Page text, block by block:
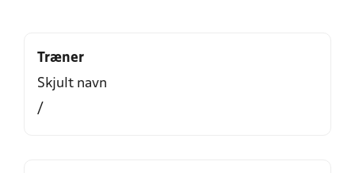
Træner
Skjult navn
/